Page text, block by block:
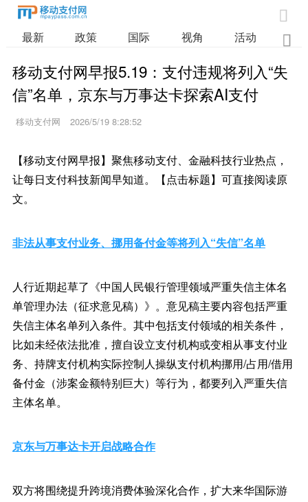

最新 政策 国际 视角 活动 业

移动支付网早报5.19：支付违规将列入“失
信”名单，京东与万事达卡探索AI支付
移动支付网 2026/5/19 8:28:52
【移动支付网早报】聚焦移动支付、金融科技行业热点，
让每日支付科技新闻早知道。【点击标题】可直接阅读原
文。
非法从事支付业务、挪用备付金等将列入“失信”名单
人行近期起草了《中国人民银行管理领域严重失信主体名
单管理办法（征求意见稿）》。意见稿主要内容包括严重
失信主体名单列入条件。其中包括支付领域的相关条件，
比如未经依法批准，擅自设立支付机构或变相从事支付业
务、持牌支付机构实际控制人操纵支付机构挪用/占用/借用
备付金（涉案金额特别巨大）等行为，都要列入严重失信
主体名单。
京东与万事达卡开启战略合作
双方将围绕提升跨境消费体验深化合作，扩大来华国际游